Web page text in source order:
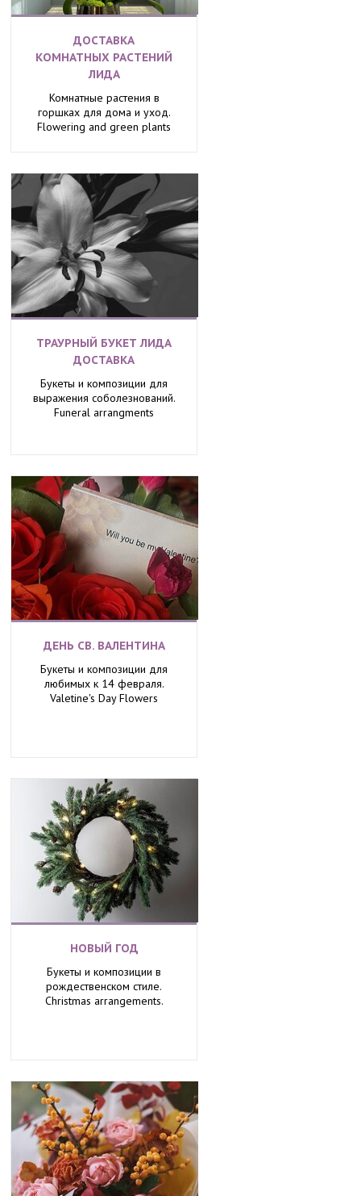
ДОСТАВКА
КОМНАТНЫХ РАСТЕНИЙ
ЛИДА
Комнатные растения в
горшках для дома и уход.
Flowering and green plants
ТРАУРНЫЙ БУКЕТ ЛИДА
ДОСТАВКА
Букеты и композиции для
выражения соболезнований.
Funeral arrangments
ДЕНЬ СВ. ВАЛЕНТИНА
Букеты и композиции для
любимых к 14 февраля.
Valetine's Day Flowers
НОВЫЙ ГОД
Букеты и композиции в
рождественском стиле.
Christmas arrangements.